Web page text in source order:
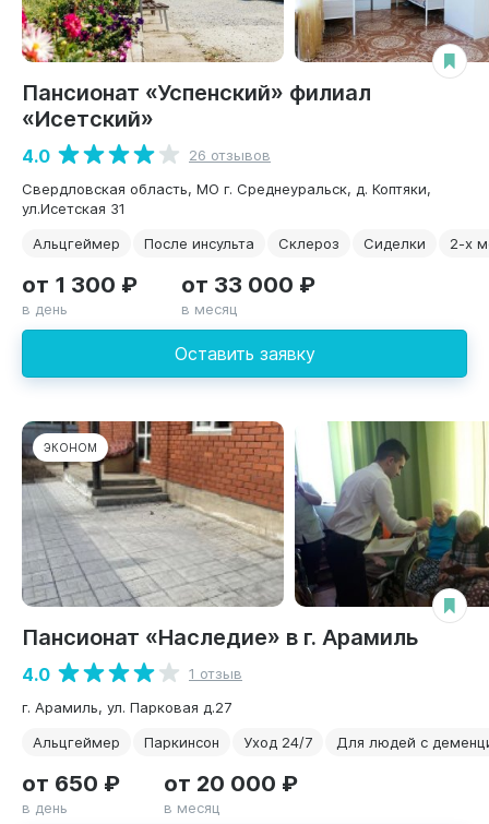
Пансионат «Успенский» филиал
«Исетский»
4.0
26 отзывов
Свердловская область, МО г. Среднеуральск, д. Коптяки,
ул.Исетская 31
Альцгеймер
После инсульта Склероз Сиделки 2-х
Оставить заявку
от 1 300 ₽
в день
от 33 000 ₽
в месяц
ЭКОНОМ
Пансионат «Наследие» в г. Арамиль
4.0
1 отзыв
г. Арамиль, ул. Парковая д.27
Альцгеймер
Паркинсон Уход 24/7 Для людей с
от 650 ₽
в день
от 20 000 ₽
в месяц